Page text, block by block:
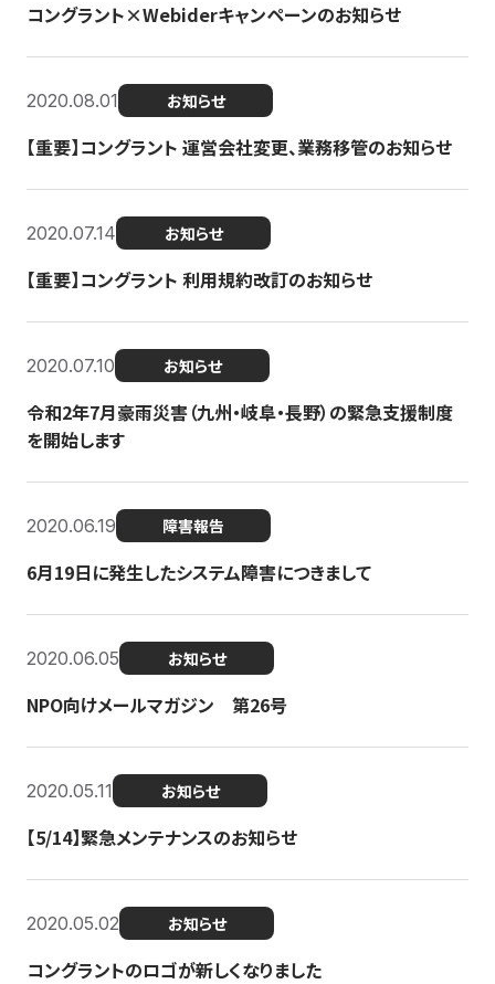
コングラント×Webiderキャンペーンのお知らせ
2020.08.01 お知らせ
【重要】コングラント 運営会社変更、業務移管のお知らせ
2020.07.14 お知らせ
【重要】コングラント 利用規約改訂のお知らせ
2020.07.10 お知らせ
令和2年7月豪雨災害（九州・岐阜・長野）の緊急支援制度
を開始します
2020.06.19 障害報告
6月19日に発生したシステム障害につきまして
2020.06.05 お知らせ
NPO向けメールマガジン 第26号
2020.05.11 お知らせ
【5/14】緊急メンテナンスのお知らせ
2020.05.02 お知らせ
コングラントのロゴが新しくなりました